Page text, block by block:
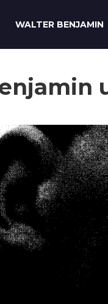
WALTER BENJAMIN